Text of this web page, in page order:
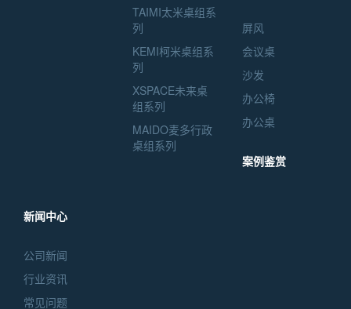
TAIMI太米桌组系
列
KEMI柯米桌组系
列
XSPACE未来桌
组系列
MAIDO麦多行政
桌组系列
屏风
会议桌
沙发
办公椅
办公桌
案例鉴赏
新闻中心
公司新闻
行业资讯
常见问题